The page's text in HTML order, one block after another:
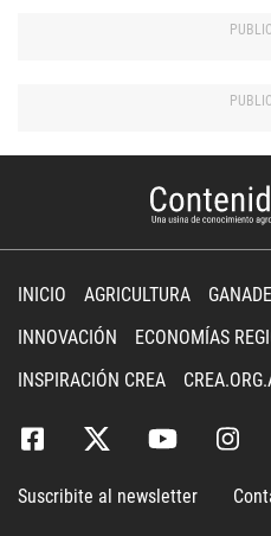
INICIO AGRICULTURA
INNOVACIÓN
ECONOMÍAS
INSPIRACIÓN CREA
Suscribite al newsletter